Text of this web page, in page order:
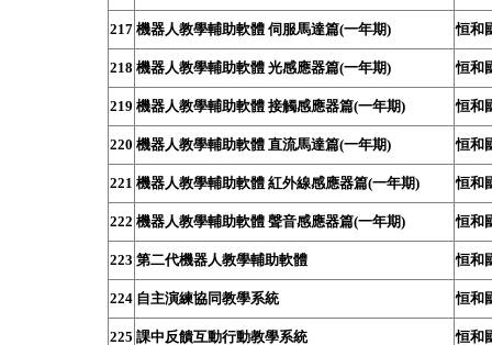
217 機器人教學輔助軟體 伺服馬達篇(一年期) 恒和
218 機器人教學輔助軟體 光感應器篇(一年期) 恒和
219 機器人教學輔助軟體 接觸感應器篇(一年期) 恒和
220 機器人教學輔助軟體 直流馬達篇(一年期) 恒和
221 機器人教學輔助軟體 紅外線感應器篇(一年期) 恒和
222 機器人教學輔助軟體 聲音感應器篇(一年期) 恒和
223 第二代機器人教學輔助軟體 恒和
224 自主演練協同教學系統 恒和
225 課中反饋互動行動教學系統 恒和